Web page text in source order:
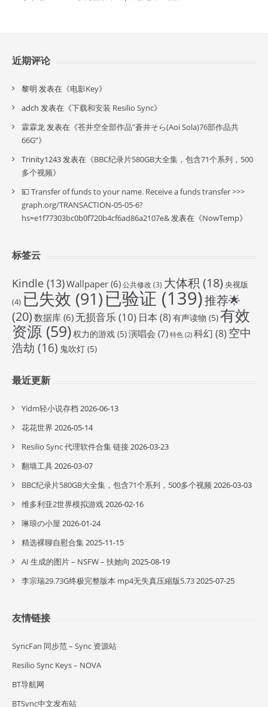
近期评论
黎明 发表在《电影Key》
adch 发表在《下载和安装 Resilio Sync》
霖霖龙发表在《苍井空全部作品”蒼井そら(Aoi Sola)76部作品共
66G”》
Trinity1243发表在《BBC纪录片580GB大全集，包含71个系列，500
多个视频》
💴 Transfer of funds to your name. Receive a funds transfer >>>
graph.org/TRANSACTION-05-05-6?
hs=e1f77303bc0b0f720b4cf6ad86a2107e&发表在《NowTemp》
标签云
Kindle (13)Wallpaper (6)公共修改 (3) 大体积 (18) 央视版
(4) 已失效 (91)已验证 (139)推荐🌟
(20) 数据库 (6) 无损音乐(10) 日本 (8) 有声读物 (5)有效
资源 (59)权力的游戏 (5)演唱会 (7) 特色 (2) 科幻 (8) 空中
浩劫 (16) 鬼吹灯 (5)
最近更新
Yidm轻小说存档 2026-06-13
花花世界 2026-05-14
Resilio Sync 代理软件合集 链接2026-03-23
翻墙工具2026-03-07
BBC纪录片580GB大全集，包含71个系列，500多个视频2026-03-03
维多利亚2世界模拟游戏2026-02-16
琳琅の小屋 2026-01-24
精选裸聊自慰合集2025-11-15
AI 生成的图片 – NSFW – 扶她向 2025-08-19
李宗瑞29.73G终极完整版本 mp4无失真压縮版5.732025-07-25
友情链接
SyncFan 同步范 – Sync 资源站
Resilio Sync Keys – NOVA
BT导航网
BTSync中文发布站